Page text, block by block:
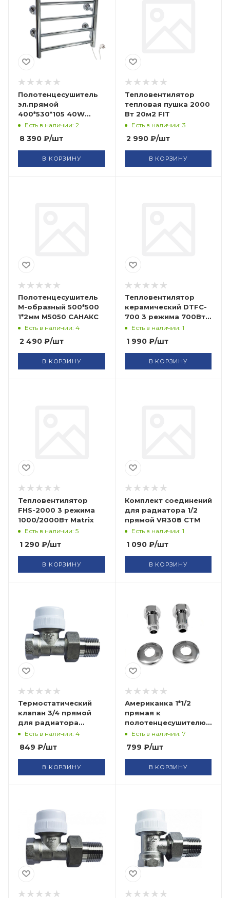
Полотенцесушитель
эл.прямой
400*530*105 40W
нерж BK1094 САНАКС
Есть в наличии: 2
8 390 ₽/шт
В КОРЗИНУ
Тепловентилятор
тепловая пушка 2000
Вт 20м2 FIT
Есть в наличии: 3
2 990₽/шт
В КОРЗИНУ
Полотенцесушитель
М-образный 500*500
1*2мм М5050 САНАКС
Есть в наличии: 4
2 490 ₽/шт
В КОРЗИНУ
Тепловентилятор
керамический DTFC-
700 3 режима 700Вт
Denzel
Есть в наличии: 1
1 990₽/шт
В КОРЗИНУ
Тепловентилятор
FHS-2000 3 режима
1000/2000Вт Matrix
Есть в наличии: 5
1 290 ₽/шт
В КОРЗИНУ
Комплект соединений
для радиатора 1/2
прямой VR308 СТМ
Есть в наличии: 1
1 090₽/шт
В КОРЗИНУ
Термостатический
клапан 3/4 прямой
для радиатора
ручной СТМ
Есть в наличии: 4
849 ₽/шт
В КОРЗИНУ
Американка 1*1/2
прямая к
полотенцесушителю
хром 133 САНАКС (2)
Есть в наличии: 7
799 ₽/шт
В КОРЗИНУ